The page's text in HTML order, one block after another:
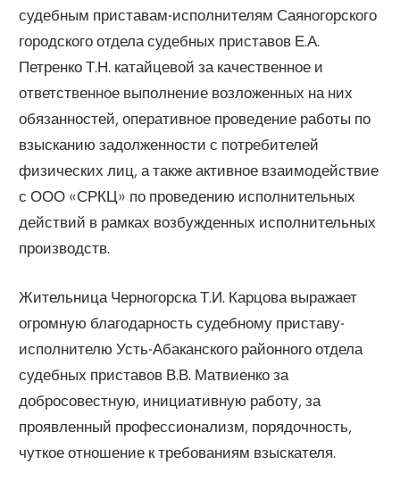
судебным приставам-исполнителям Саяногорского
городского отдела судебных приставов Е.А.
Петренко Т.Н. катайцевой за качественное и
ответственное выполнение возложенных на них
обязанностей, оперативное проведение работы по
взысканию задолженности с потребителей
физических лиц, а также активное взаимодействие
с ООО «СРКЦ» по проведению исполнительных
действий в рамках возбужденных исполнительных
производств.
Жительница Черногорска Т.И. Карцова выражает
огромную благодарность судебному приставу-
исполнителю Усть-Абаканского районного отдела
судебных приставов В.В. Матвиенко за
добросовестную, инициативную работу, за
проявленный профессионализм, порядочность,
чуткое отношение к требованиям взыскателя.